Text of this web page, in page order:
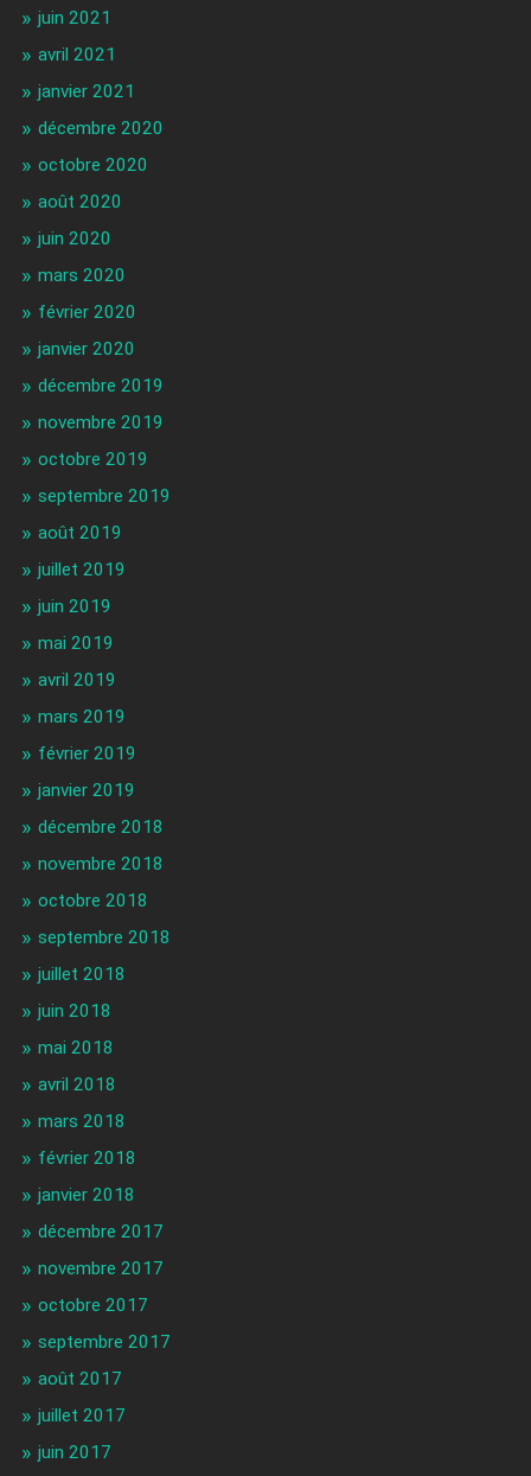
juin 2021
avril 2021
janvier 2021
décembre 2020
octobre 2020
août 2020
juin 2020
mars 2020
février 2020
janvier 2020
décembre 2019
novembre 2019
octobre 2019
septembre 2019
août 2019
juillet 2019
juin 2019
mai 2019
avril 2019
mars 2019
février 2019
janvier 2019
décembre 2018
novembre 2018
octobre 2018
septembre 2018
juillet 2018
juin 2018
mai 2018
avril 2018
mars 2018
février 2018
janvier 2018
décembre 2017
novembre 2017
octobre 2017
septembre 2017
août 2017
juillet 2017
juin 2017